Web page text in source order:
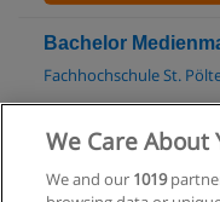
Bachelor
Fachhochschule St.
Bachelor
We Care About
We and our 1019